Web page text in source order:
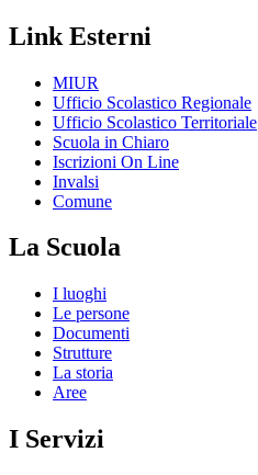
Link Esterni
MIUR
Ufficio Scolastico Regionale
Ufficio Scolastico Territoriale
Scuola in Chiaro
Iscrizioni On Line
Invalsi
Comune
La Scuola
I luoghi
Le persone
Documenti
Strutture
La storia
Aree
I Servizi